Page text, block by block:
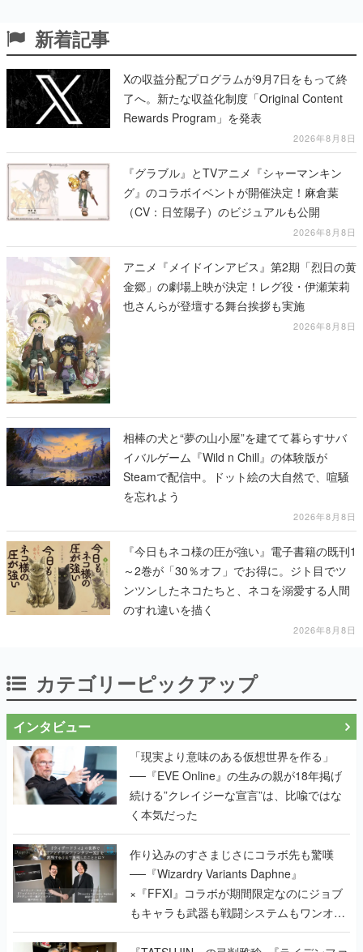
新着記事
Xの収益分配プログラムが9月7日をもって終
了へ。新たな収益化制度「Original Content
Rewards Program」を発表
2026年8月8日
『グラブル』とTVアニメ『シャーマンキン
グ』のコラボイベントが開催決定！麻倉葉
（CV：日笠陽子）のビジュアルも公開
2026年8月8日
アニメ『メイドインアビス』第2期「烈日の黄
金郷」の劇場上映が決定！レグ役・伊瀬茉莉
也さんらが登壇する舞台挨拶も実施
2026年8月8日
相棒の犬と“夢の山小屋”を建てて暮らすサバ
イバルゲーム『Wild n Chill』の体験版が
Steamで配信中。ドット絵の大自然で、喧騒
を忘れよう
2026年8月8日
『今日もネコ様の圧が強い』電子書籍の既刊1
～2巻が「30％オフ」でお得に。ジト目でツ
ンツンしたネコたちと、ネコを溺愛する人間
のすれ違いを描く
2026年8月8日
カテゴリーピックアップ
インタビュー
「現実より意味のある仮想世界を作る」
──『EVE Online』の生みの親が18年掲げ
続ける”クレイジーな宣言”は、比喩ではな
く本気だった
作り込みのすさまじさにコラボ先も驚嘆
──『Wizardry Variants Daphne』
×『FFXI』コラボが期間限定なのにジョブ
もキャラも武器も戦闘システムもワンオフ
で作り込まれた理由を両ディレクターに聞